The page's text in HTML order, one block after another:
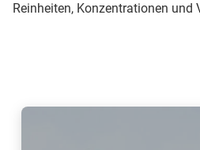
Reinheiten, Konzentrationen und